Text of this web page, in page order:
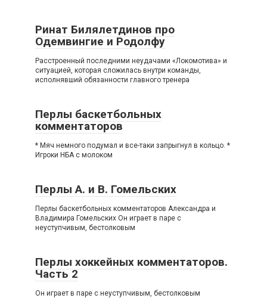
Ринат Билялетдинов про
Одемвингие и Родолфу
Расстроенный последними неудачами «Локомотива» и
ситуацией, которая сложилась внутри команды,
исполнявший обязанности главного тренера
Перлы баскетбольных
комментаторов
* Мяч немного подумал и все-таки запрыгнул в кольцо. *
Игроки НБА с молоком
Перлы А. и В. Гомельских
Перлы баскетбольных комментаторов Александра и
Владимира Гомельских Он играет в паре с
неуступчивым, бестолковым
Перлы хоккейных комментаторов.
Часть 2
Он играет в паре с неуступчивым, бестолковым